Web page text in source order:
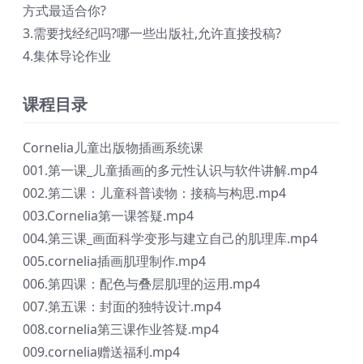
方式最适合你?
3.需要找经纪吗?哪一些出版社,允许直接投稿?
4.集体导论作业
课程目录
Cornelia儿童出版物插画系统课
001.第一课_儿童插画的多元性认识与软件讲解.mp4
002.第二课：儿童科普读物：接稿与构思.mp4
003.Cornelia第一课答疑.mp4
004.第三课_画面科学变形与建立自己的肌理库.mp4
005.cornelia插画肌理制作.mp4
006.第四课：配色与叠层肌理的运用.mp4
007.第五课：封面的独特设计.mp4
008.cornelia第三课作业答疑.mp4
009.cornelia赠送福利.mp4